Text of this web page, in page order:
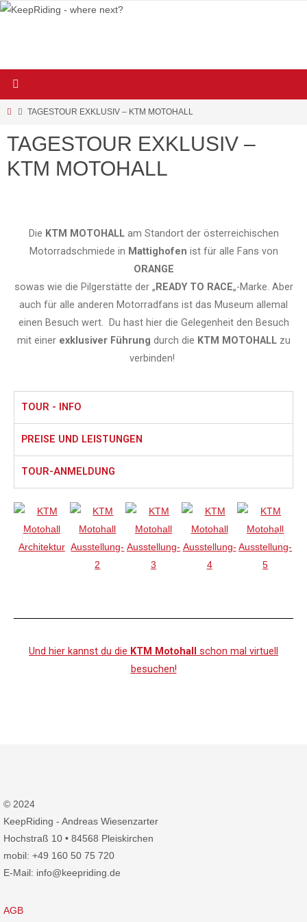
TAGESTOUR EXKLUSIV – KTM MOTOHALL
TAGESTOUR EXKLUSIV –
KTM MOTOHALL
Die KTM MOTOHALLam Standort der österreichischen
Motorradschmiede in Mattighofen ist für alle Fans von
ORANGE
sowas wie die Pilgerstätte der „ READY TO RACE„-Marke. Aber
auch für alle anderen Motorradfans ist das Museum allemal
einen Besuch wert. Du hast hier die Gelegenheit den Besuch
mit einer exklusiver Führung durch die KTM MOTOHALL zu
verbinden!
TOUR - INFO
PREISE UND LEISTUNGEN
TOUR-ANMELDUNG
Und hier kannst du die KTM Motohall schon mal virtuell
besuchen!
© 2024
KeepRiding - Andreas Wiesenzarter
Hochstraß 10 • 84568 Pleiskirchen
mobil: +49 160 50 75 720
E-Mail: info@keepriding.de
AGB